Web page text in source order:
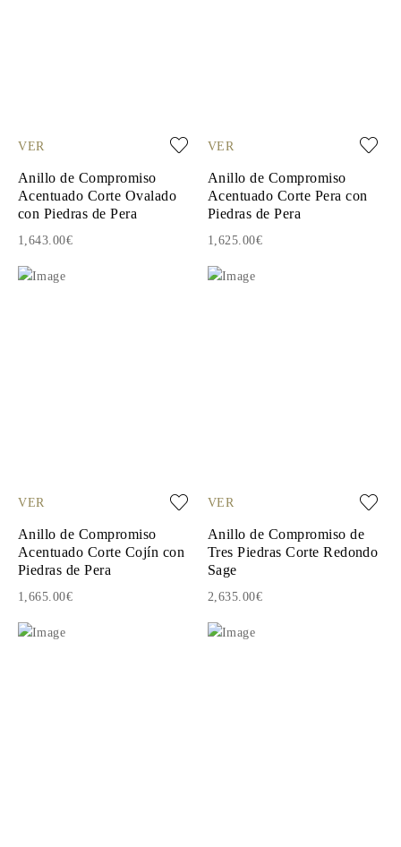
VER
Anillo de Compromiso
Acentuado Corte Ovalado
con Piedras de Pera
1,643.00€
VER
Anillo de Compromiso
Acentuado Corte Pera con
Piedras de Pera
1,625.00€
VER
Anillo de Compromiso
Acentuado Corte Cojín con
Piedras de Pera
1,665.00€
VER
Anillo de Compromiso de
Tres Piedras Corte Redondo
Sage
2,635.00€